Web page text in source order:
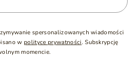
spersonalizowanych wiadomości
w polityce prywatności. Subskrypcję
momencie.